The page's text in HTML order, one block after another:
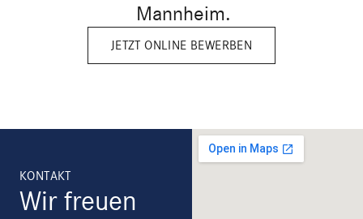
Mannheim.
JETZT ONLINE BEWERBEN
KONTAKT
Wir freuen